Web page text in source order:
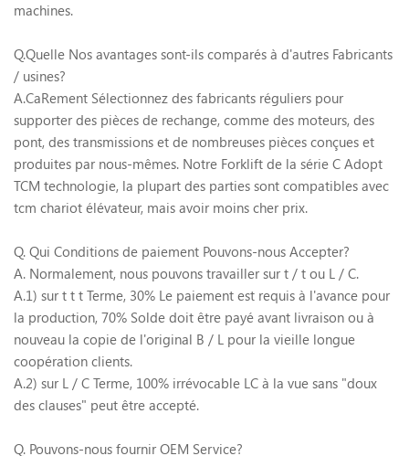
machines.
Q.Quelle Nos avantages sont-ils comparés à d'autres Fabricants
/ usines?
A.CaRement Sélectionnez des fabricants réguliers pour
supporter des pièces de rechange, comme des moteurs, des
pont, des transmissions et de nombreuses pièces conçues et
produites par nous-mêmes. Notre Forklift de la série C Adopt
TCM technologie, la plupart des parties sont compatibles avec
tcm chariot élévateur, mais avoir moins cher prix.
Q. Qui Conditions de paiement Pouvons-nous Accepter?
A. Normalement, nous pouvons travailler sur t / t ou L / C.
A.1) sur t t t Terme, 30% Le paiement est requis à l'avance pour
la production, 70% Solde doit être payé avant livraison ou à
nouveau la copie de l'original B / L pour la vieille longue
coopération clients.
A.2) sur L / C Terme, 100% irrévocable LC à la vue sans "doux
des clauses" peut être accepté.
Q. Pouvons-nous fournir OEM Service?